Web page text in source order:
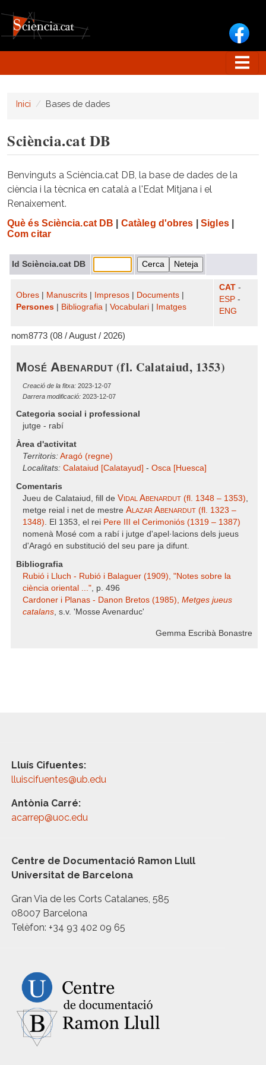
Inici Bases de dades
Sciència.cat DB
Benvinguts a Sciència.cat DB, la base de dades de la
ciència i la tècnica en català a l'Edat Mitjana i el
Renaixement.
Què és Sciència.cat DB Catàleg d'obres Sigles|
Com citar
Id Sciència.cat DB
Obres Manuscrits Impresos Documents
Persones
Bibliografia Vocabulari Imatges
CAT -
ESP -
ENG
nom8773 (08 / August / 2026)
Mosé Abenardut (fl. Calataiud, 1353)
Creació de la fitxa: 2023-12-07
Darrera modificació: 2023-12-07
Categoria social i professional
jutge - rabí
Àrea d'activitat
Territoris: Aragó (regne)
Localitats: Calataiud [Calatayud] - Osca [Huesca]
Comentaris
Jueu de Calataiud, fill de Vidal Abenardut (fl. 1348 – 1353),
metge reial i net de mestre Alazar Abenardut (fl. 1323 –
1348). El 1353, el rei Pere III el Cerimoniós (1319 – 1387)
nomenà Mosé com a rabí i jutge d'apel·lacions dels jueus
d'Aragó en substitució del seu pare ja difunt.
Bibliografia
Rubió i Lluch - Rubió i Balaguer (1909), "Notes sobre la
ciència oriental ...", p. 496
Cardoner i Planas - Danon Bretos (1985), Metges jueus
catalans, s.v. 'Mosse Avenarduc'
Gemma Escribà Bonastre
Lluís Cifuentes:
lluiscifuentes@ub.edu
Antònia Carré:
acarrep@uoc.edu
Centre de Documentació Ramon Llull
Universitat de Barcelona
Gran Via de les Corts Catalanes, 585
08007 Barcelona
Telèfon: +34 93 402 09 65